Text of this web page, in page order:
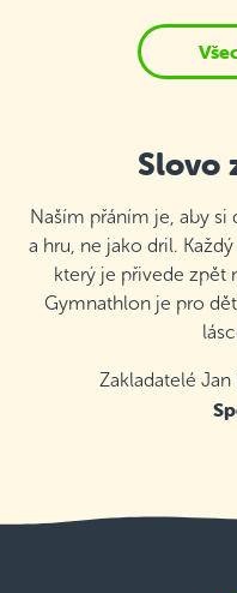
Slovo
Naším přáním je, aby
a hru, ne jako dril.
který je přivede zpět
Gymnathlon je pro
Zakladatelé